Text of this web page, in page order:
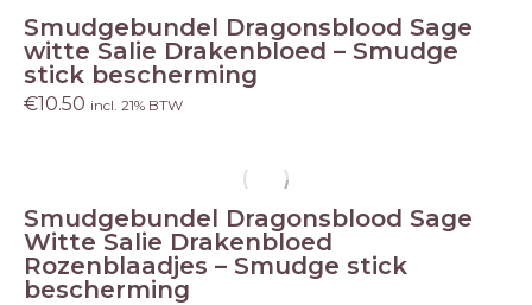
Smudgebundel Dragonsblood Sage
witte Salie Drakenbloed – Smudge
stick bescherming
€10.50 incl. 21% BTW
Smudgebundel Dragonsblood Sage
Witte Salie Drakenbloed
Rozenblaadjes – Smudge stick
bescherming